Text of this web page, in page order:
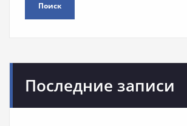
Поиск
Последние записи